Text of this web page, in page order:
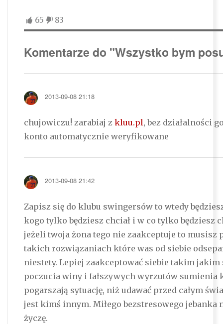
65 83
Komentarze do "Wszystko bym
2013-09-08 21:18
chujowiczu! zarabiaj z kluu.pl, bez działalności
konto automatycznie weryfikowane
2013-09-08 21:42
Zapisz się do klubu swingersów to wtedy
kogo tylko będziesz chciał i w co tylko będziesz
jeżeli twoja żona tego nie zaakceptuje to musisz
takich rozwiązaniach które was od siebie
niestety. Lepiej zaakceptować siebie takim jakim
poczucia winy i fałszywych wyrzutów sumienia
pogarszają sytuację, niż udawać przed całym
jest kimś innym. Miłego bezstresowego jebanka
życzę.